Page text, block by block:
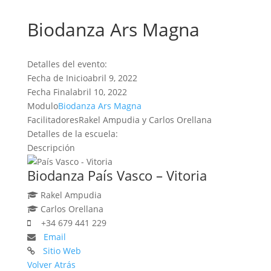
Biodanza Ars Magna
Detalles del evento:
Fecha de Inicioabril 9, 2022
Fecha Finalabril 10, 2022
ModuloBiodanza Ars Magna
FacilitadoresRakel Ampudia y Carlos Orellana
Detalles de la escuela:
Descripción
Biodanza País Vasco – Vitoria
Rakel Ampudia
Carlos Orellana
+34 679 441 229
Email
Sitio Web
Volver Atrás